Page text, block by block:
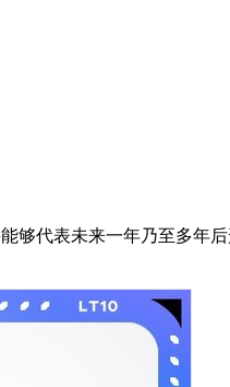
够代表未来一年乃至多年